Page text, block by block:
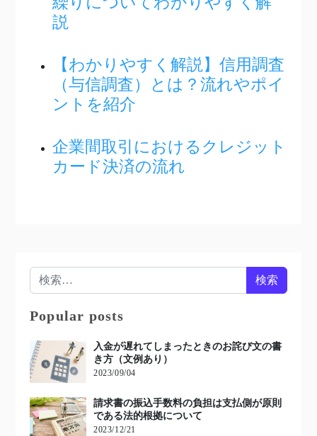
説
【わかりやすく解説】信用調査
（与信調査）とは？流れやポイ
ントを紹介
企業間取引におけるクレジット
カード決済の流れ
検索:
Popular posts
入金が遅れてしまったときのお詫び文の書
き方（文例あり）
2023/09/04
請求書の振込手数料の負担は支払側が原則
である法的根拠について
2023/12/21